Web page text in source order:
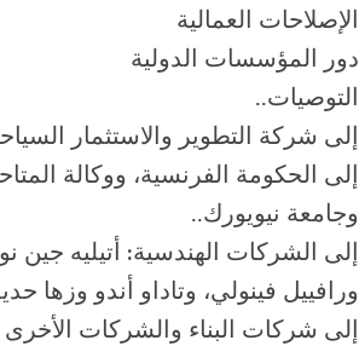
الإصلاحات العمالية
دور المؤسسات الدولية
التوصيات..
إلى شركة التطوير والاستثمار
إلى الحكومة الفرنسية، ووكالة
وجامعة نيويورك..
إلى الشركات الهندسية: أتيليه جين
ورافييل فينولي، وتاداو أندو وزها
إلى شركات البناء والشركات